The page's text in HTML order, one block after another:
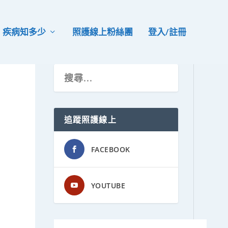
疾病知多少 照護線上粉絲團 登入/註冊
追蹤照護線上
FACEBOOK
YOUTUBE